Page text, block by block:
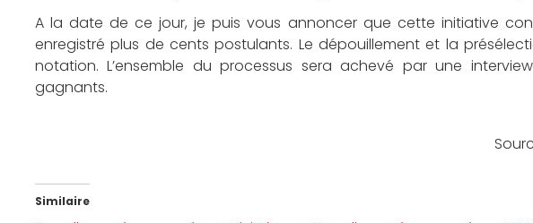
A la date de ce jour, je puis vous annoncer que cette initiative
enregistré plus de cents postulants. Le dépouillement et la
notation. L’ensemble du processus sera achevé par une
gagnants.
Similaire